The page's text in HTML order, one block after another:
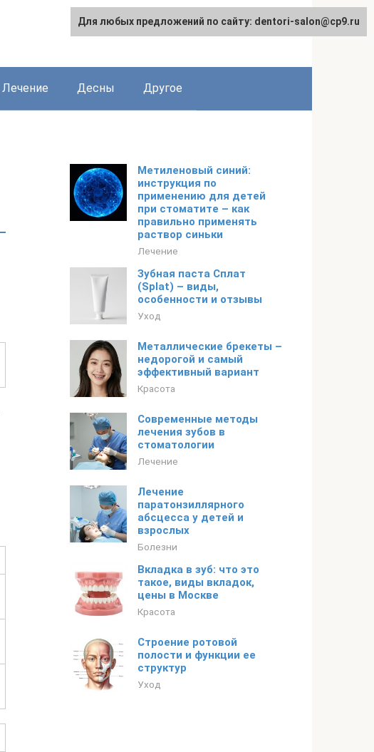
Лечение Десны Другое
Метиленовый синий:
инструкция по
применению для детей
при стоматите – как
правильно применять
раствор синьки
Лечение
Зубная паста Сплат
(Splat) – виды,
особенности и отзывы
Уход
Металлические брекеты –
недорогой и самый
эффективный вариант
Красота
Современные методы
лечения зубов в
стоматологии
Лечение
Лечение
паратонзиллярного
абсцесса у детей и
взрослых
Болезни
Вкладка в зуб: что это
такое, виды вкладок,
цены в Москве
Красота
Строение ротовой
полости и функции ее
структур
Уход
Для любых предложений по сайту: dentori-salon@cp9.ru